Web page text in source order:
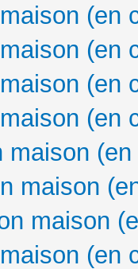
(en
(en
(en
(en
maison
maison
maison
(en